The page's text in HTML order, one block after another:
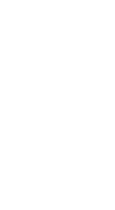
ve endüstriyel
ve IEC standartlarına
için güvenilir